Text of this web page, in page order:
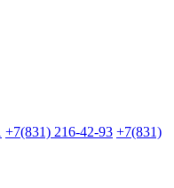
+7(831) 216-42-93 +7(831)